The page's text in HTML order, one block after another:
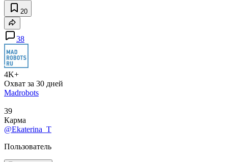
20
38
4K+
Охват за 30 дней
Madrobots
39
Карма
@Ekaterina_T
Пользователь